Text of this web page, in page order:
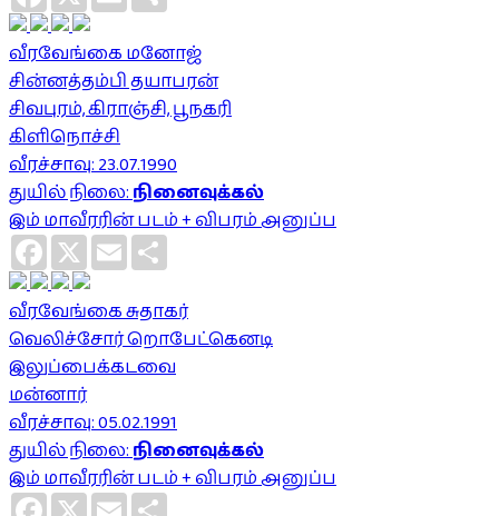
வீரவேங்கை மனோஜ்
சின்னத்தம்பி தயாபரன்
சிவபுரம், கிராஞ்சி, பூநகரி
கிளிநொச்சி
வீரச்சாவு: 23.07.1990
துயில் நிலை:நினைவுக்கல்
இம் மாவீரரின் படம் + விபரம் அனுப்ப
Facebook
X Email
வீரவேங்கை சுதாகர்
வெலிச்சோர் றொபேட்கெனடி
இலுப்பைக்கடவை
மன்னார்
வீரச்சாவு: 05.02.1991
துயில் நிலை:நினைவுக்கல்
இம் மாவீரரின் படம் + விபரம் அனுப்ப
Facebook
X Email